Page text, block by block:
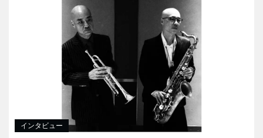
インタビュー